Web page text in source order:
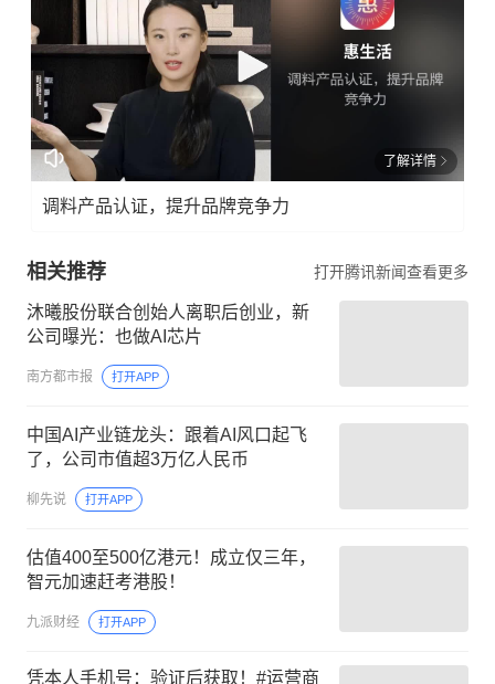
了解详情
调料产品认证，提升品牌竞争力
相关推荐 打开腾讯新闻查看更多
沐曦股份联合创始人离职后创业，新
公司曝光：也做AI芯片
南方都市报 打开APP
中国AI产业链龙头：跟着AI风口起飞
了，公司市值超3万亿人民币
柳先说 打开APP
估值400至500亿港元！成立仅三年，
智元加速赶考港股！
九派财经 打开APP
凭本人手机号：验证后获取！#运营商